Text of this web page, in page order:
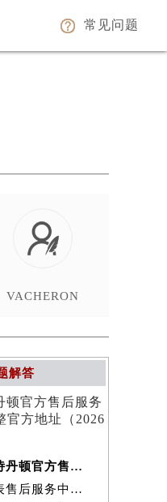
常见问题
VACHERON
解答
1、亲身探访北京江诗丹顿官方售后服务中心｜服务电话及完整官方地址（20
2、北京江诗丹顿手表售后服务中心提供专业维修保养服务权威公示（2026